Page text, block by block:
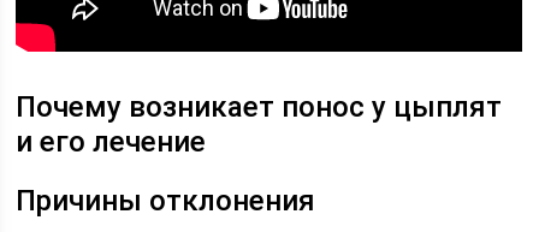
Почему возникает понос у цыплят
и его лечение
Причины отклонения